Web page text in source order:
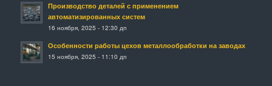
Производство деталей с применением
автоматизированных систем
16 ноября, 2025 - 12:30 дп
Особенности работы цехов металлообработки на заводах
15 ноября, 2025 - 11:10 дп